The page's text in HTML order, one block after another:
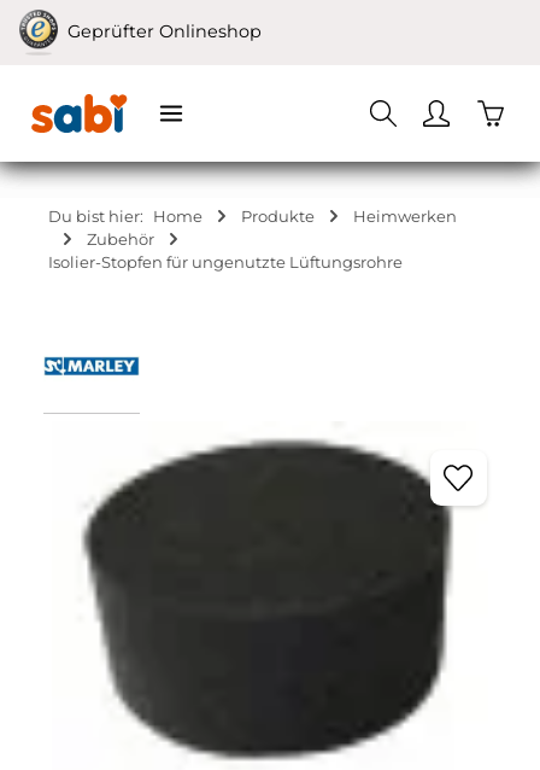
Zum Hauptinhalt springen
Geprüfter Onlineshop
Du bist hier: Home Produkte
Heimwerken
Zubehör
Isolier-Stopfen für ungenutzte Lüftungsrohre